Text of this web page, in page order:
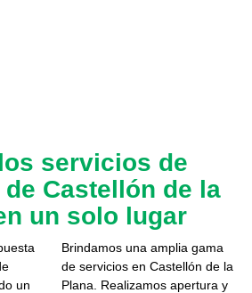
servicios de
Castellón de la
un solo lugar
un
Brindamos una amplia gama
de servicios en Castellón de la
Plana. Realizamos apertura y